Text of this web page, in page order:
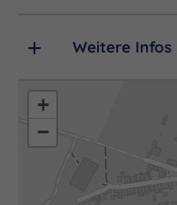
Weitere Infos
+
−